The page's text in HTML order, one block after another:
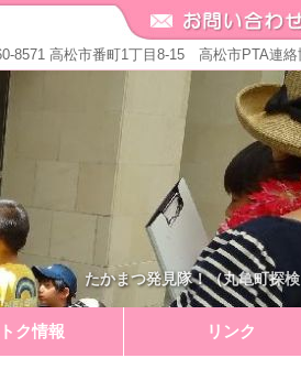
8571 高松市番町1丁目8-15 高松市PTA連絡
たかまつ発見隊！（丸亀町探検
ク情報 リンク